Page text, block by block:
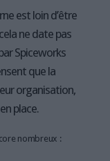
est loin d’être
ne date pas
Spiceworks
que la
organisation,
place.
nombreux :